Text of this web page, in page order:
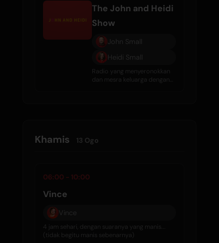
The John and Heidi
Show
John Small
Heidi Small
Radio yang menyeronokkan
dan mesra keluarga dengan
Khamis 13 Ogo
06:00 - 10:00
Vince
Vince
4 jam sehari, dengan suaranya yang manis...
(tidak begitu manis sebenarnya)